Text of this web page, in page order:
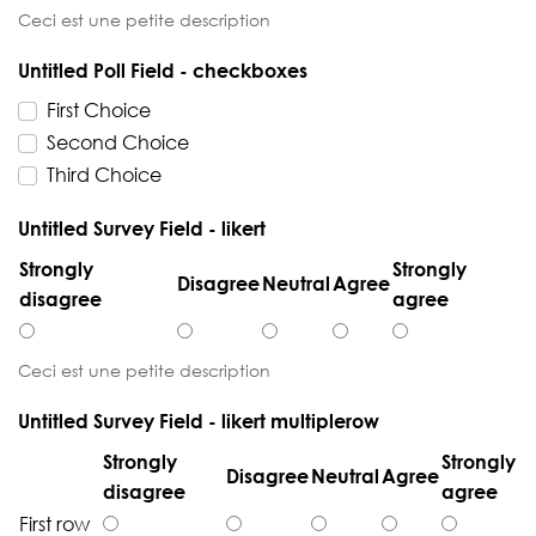
Ceci est une petite description
Untitled Poll Field - checkboxes
First Choice
Second Choice
Third Choice
Untitled Survey Field - likert
Strongly
disagree
DisagreeNeutralAgree
Strongly
agree
Ceci est une petite description
Untitled Survey Field - likert multiplerow
Strongly
disagree
DisagreeNeutralAgree
Strongly
agree
First row